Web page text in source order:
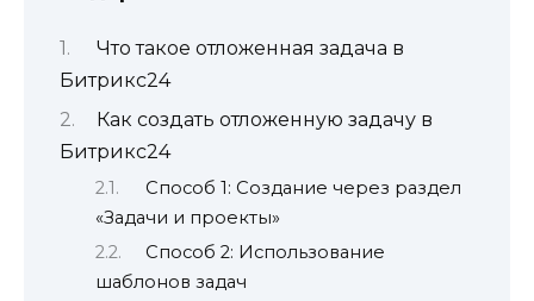
Что такое отложенная задача в
Битрикс24
Как создать отложенную задачу в
Битрикс24
Способ 1: Создание через раздел
«Задачи и проекты»
Способ 2: Использование
шаблонов задач